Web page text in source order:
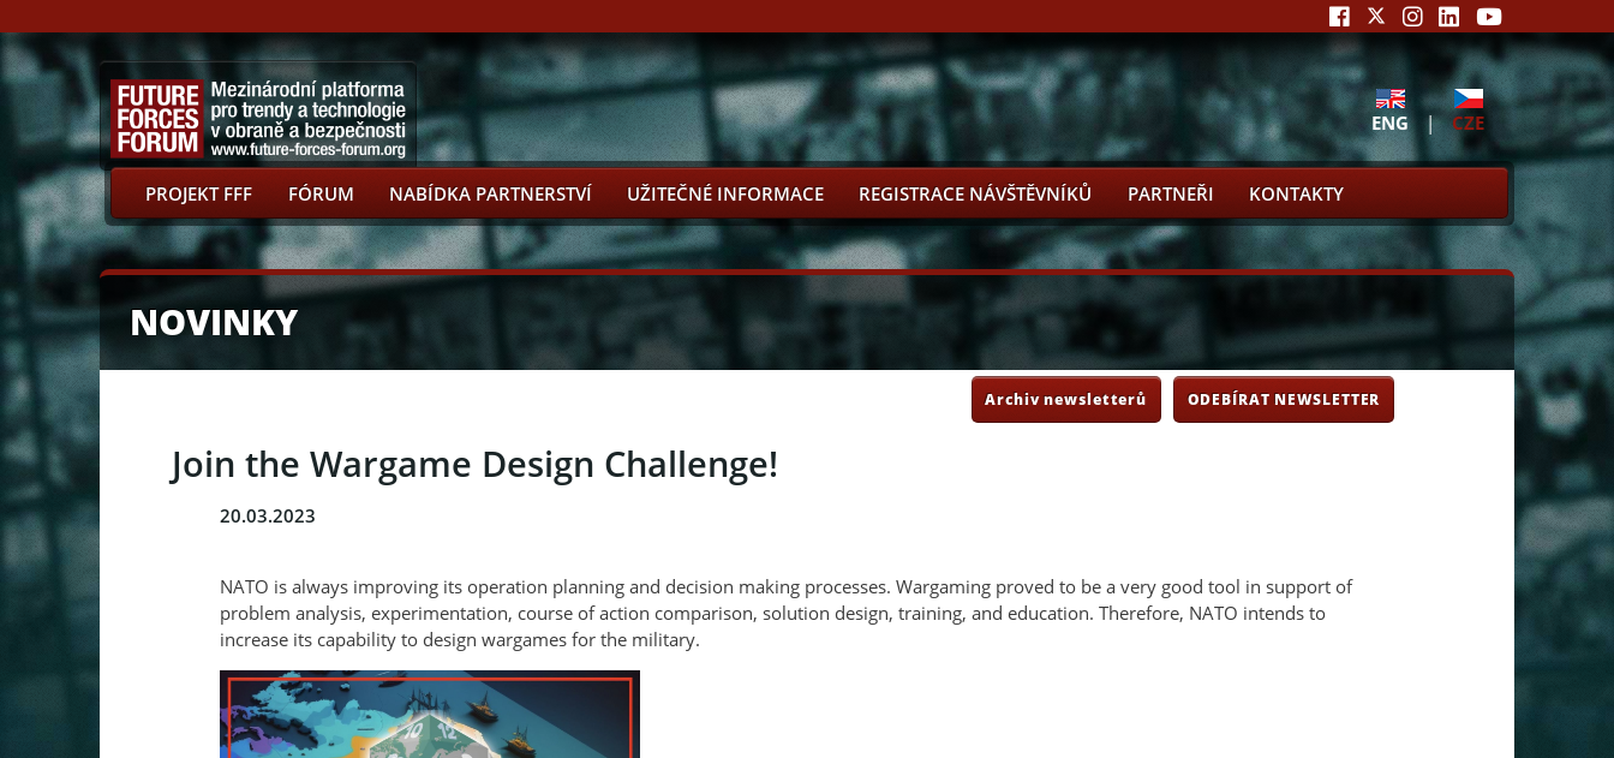
ENG | CZE
PROJEKT FFF FÓRUM NABÍDKA PARTNERSTVÍ UŽITEČNÉ INFORMACE REGISTRACE NÁVŠTĚVNÍKŮ PARTNEŘI KONTAKTY
NOVINKY
ODEBÍRAT NEWSLETTER
Archiv newsletterů
Join the Wargame Design Challenge!
20.03.2023
NATO is always improving its operation planning and decision making processes. Wargaming proved to be a very good tool in support of
problem analysis, experimentation, course of action comparison, solution design, training, and education. Therefore, NATO intends to
increase its capability to design wargames for the military.